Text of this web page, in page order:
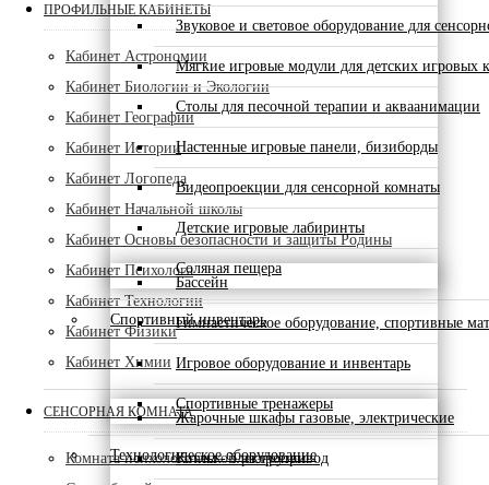
Звуковое и световое оборудование для
Мягкие игровые модули для детских игровых
Столы для песочной терапии и акваанимации
Настенные игровые панели, бизиборды
Видеопроекции для сенсорной комнаты
Детские игровые лабиринты
Соляная пещера
Спортивный инвентарь
Бассейн
Гимнастическое оборудование, спортивные
Игровое оборудование и инвентарь
Спортивные тренажеры
Технологическое оборудование
Жарочные шкафы газовые, электрические
Котлы - электропривод
ПРОФИЛЬНЫЕ КАБИНЕТЫ
Кабинет Астрономии
Кабинет Биологии и Экологии
Кабинет Географии
Кабинет Истории
Кабинет Логопеда
Кабинет Начальной школы
Кабинет Основы безопасности и защиты Родины
Кабинет Психолога
Кабинет Технологии
Кабинет Физики
Кабинет Химии
СЕНСОРНАЯ КОМНАТА
Комната психологической разгрузки